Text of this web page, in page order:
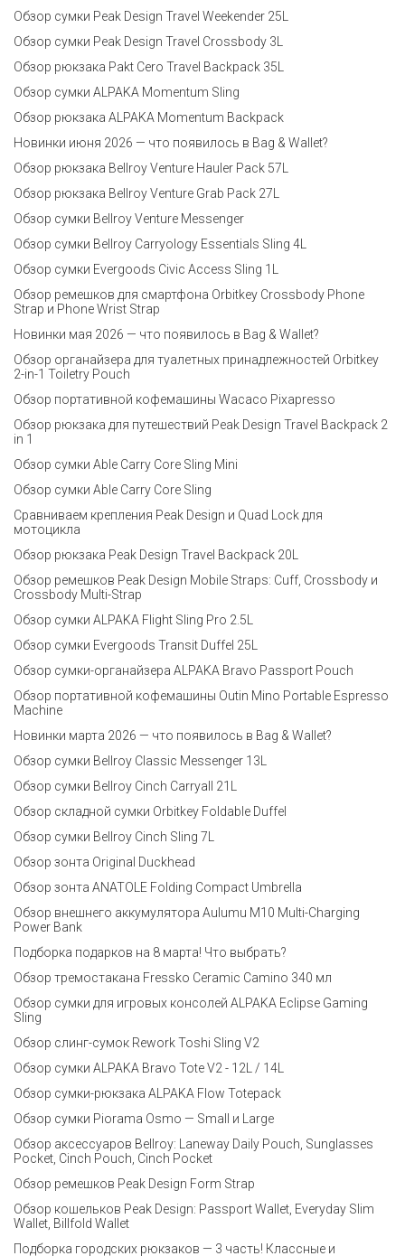
Обзор сумки Peak Design Travel Weekender 25L
Обзор сумки Peak Design Travel Crossbody 3L
Обзор рюкзака Pakt Cero Travel Backpack 35L
Обзор сумки ALPAKA Momentum Sling
Обзор рюкзака ALPAKA Momentum Backpack
Новинки июня 2026 — что появилось в Bag & Wallet?
Обзор рюкзака Bellroy Venture Hauler Pack 57L
Обзор рюкзака Bellroy Venture Grab Pack 27L
Обзор сумки Bellroy Venture Messenger
Обзор сумки Bellroy Carryology Essentials Sling 4L
Обзор сумки Evergoods Civic Access Sling 1L
Обзор ремешков для смартфона Orbitkey Crossbody Phone
Strap и Phone Wrist Strap
Новинки мая 2026 — что появилось в Bag & Wallet?
Обзор органайзера для туалетных принадлежностей Orbitkey
2-in-1 Toiletry Pouch
Обзор портативной кофемашины Wacaco Pixapresso
Обзор рюкзака для путешествий Peak Design Travel Backpack 2
in 1
Обзор сумки Able Carry Core Sling Mini
Обзор сумки Able Carry Core Sling
Сравниваем крепления Peak Design и Quad Lock для
мотоцикла
Обзор рюкзака Peak Design Travel Backpack 20L
Обзор ремешков Peak Design Mobile Straps: Cuff, Crossbody и
Crossbody Multi-Strap
Обзор сумки ALPAKA Flight Sling Pro 2.5L
Обзор сумки Evergoods Transit Duffel 25L
Обзор сумки-органайзера ALPAKA Bravo Passport Pouch
Обзор портативной кофемашины Outin Mino Portable Espresso
Machine
Новинки марта 2026 — что появилось в Bag & Wallet?
Обзор сумки Bellroy Classic Messenger 13L
Обзор сумки Bellroy Cinch Carryall 21L
Обзор складной сумки Orbitkey Foldable Duffel
Обзор сумки Bellroy Cinch Sling 7L
Обзор зонта Original Duckhead
Обзор зонта ANATOLE Folding Compact Umbrella
Обзор внешнего аккумулятора Aulumu M10 Multi-Charging
Power Bank
Подборка подарков на 8 марта! Что выбрать?
Обзор тремостакана Fressko Ceramic Camino 340 мл
Обзор сумки для игровых консолей ALPAKA Eclipse Gaming
Sling
Обзор слинг-сумок Rework Toshi Sling V2
Обзор сумки ALPAKA Bravo Tote V2 - 12L / 14L
Обзор сумки-рюкзака ALPAKA Flow Totepack
Обзор сумки Piorama Osmo — Small и Large
Обзор аксессуаров Bellroy: Laneway Daily Pouch, Sunglasses
Pocket, Cinch Pouch, Cinch Pocket
Обзор ремешков Peak Design Form Strap
Обзор кошельков Peak Design: Passport Wallet, Everyday Slim
Wallet, Billfold Wallet
Подборка городских рюкзаков — 3 часть! Классные и